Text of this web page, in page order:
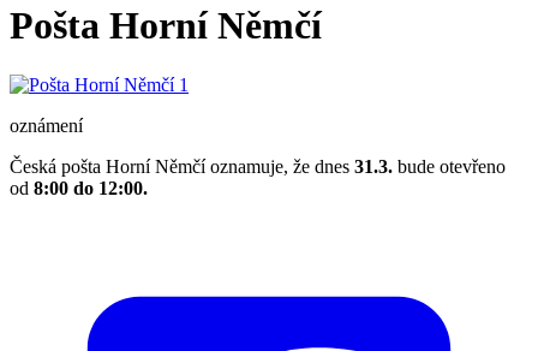
Pošta Horní Němčí
oznámení
Česká pošta Horní Němčí oznamuje, že dnes 31.3. bude otevřeno
od 8:00 do 12:00.